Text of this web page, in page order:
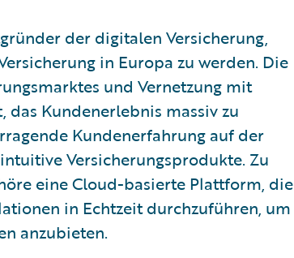
der digitalen Versicherung,
in Europa zu werden. Die
und Vernetzung mit
Kundenerlebnis massiv zu
Kundenerfahrung auf der
Versicherungsprodukte. Zu
eine Cloud-basierte Plattform, die
in Echtzeit durchzuführen, um
anzubieten.